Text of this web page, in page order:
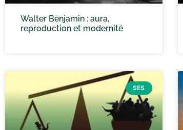
Walter Benjamin : aura,
reproduction et modernité
SES